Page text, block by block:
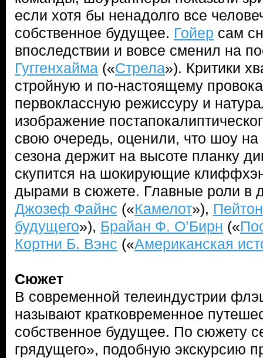
если хотя бы ненадолго все
собственное будущее. Гойер сам
впоследствии и вовсе сменил на
Гуггенхайма («Стрела»). Критики
стройную и по-настоящему
первоклассную режиссуру и
изображение
свою очередь, оценили, что шоу на
сезона держит на высоте планку
скупится на шокирующие
дырами в сюжете. Главные роли в
Джозеф Файнс («Камелот»),
будущего»), Брайан Ф. О’Бирн («
Кортни Б. Вэнс («Американская
Сюжет
В современной телеиндустрии
называют кратковременное
собственное будущее. По сюжету
грядущего», подобную экскурсию